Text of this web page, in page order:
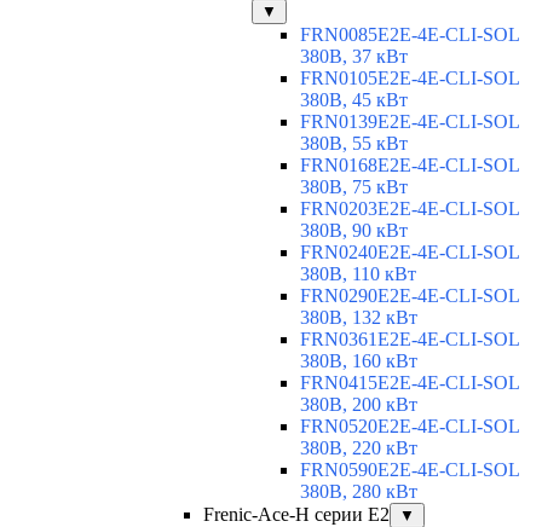
▼
FRN0085E2E-4E-CLI-SOL
380В, 37 кВт
FRN0105E2E-4E-CLI-SOL
380В, 45 кВт
FRN0139E2E-4E-CLI-SOL
380В, 55 кВт
FRN0168E2E-4E-CLI-SOL
380В, 75 кВт
FRN0203E2E-4E-CLI-SOL
380В, 90 кВт
FRN0240E2E-4E-CLI-SOL
380В, 110 кВт
FRN0290E2E-4E-CLI-SOL
380В, 132 кВт
FRN0361E2E-4E-CLI-SOL
380В, 160 кВт
FRN0415E2E-4E-CLI-SOL
380В, 200 кВт
FRN0520E2E-4E-CLI-SOL
380В, 220 кВт
FRN0590E2E-4E-CLI-SOL
380В, 280 кВт
Frenic-Ace-H серии E2
▼